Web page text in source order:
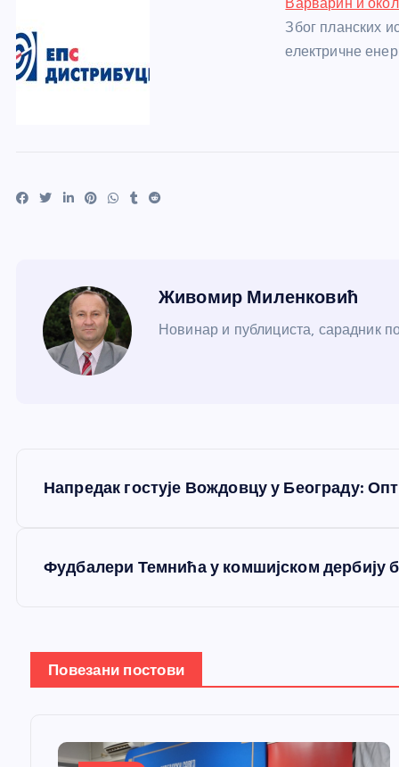
Због планских
електричне
Живомир Миленковић
Новинар и публициста, сарадник
Напредак гостује Вождовцу у Београду:
Фудбалери Темнића у комшијском дербију
Повезани постови